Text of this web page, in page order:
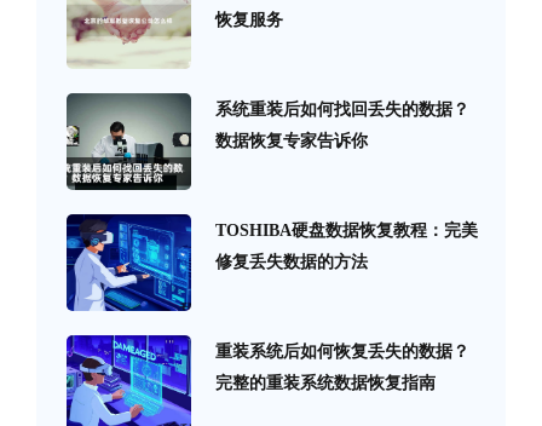
恢复服务
系统重装后如何找回丢失的数据？
数据恢复专家告诉你
TOSHIBA硬盘数据恢复教程：完美
修复丢失数据的方法
重装系统后如何恢复丢失的数据？
完整的重装系统数据恢复指南